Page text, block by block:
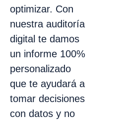
optimizar. Con
nuestra auditoría
digital te damos
un informe 100%
personalizado
que te ayudará a
tomar decisiones
con datos y no